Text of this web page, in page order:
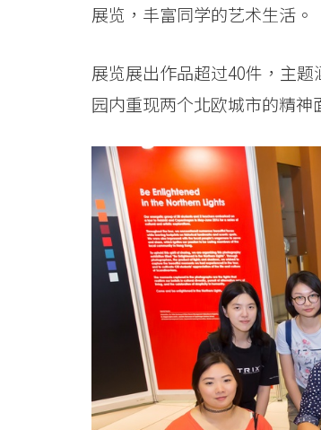
展览，丰富同学的艺术生活。
展览展出作品超过40件，主
园内重现两个北欧城市的精神